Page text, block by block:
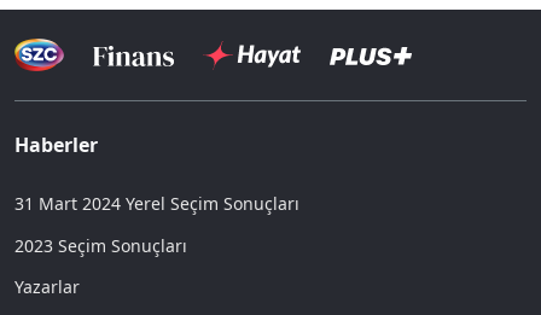
Haberler
31 Mart 2024 Yerel Seçim Sonuçları
2023 Seçim Sonuçları
Yazarlar